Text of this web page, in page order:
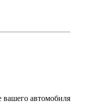
вашего автомобиля